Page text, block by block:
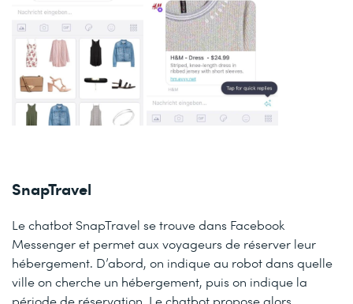
SnapTravel
Le chatbot SnapTravel se trouve dans Facebook
Messenger et permet aux voyageurs de réserver leur
hébergement. D’abord, on indique au robot dans quelle
ville on cherche un hébergement, puis on indique la
période de réservation. Le chatbot propose alors